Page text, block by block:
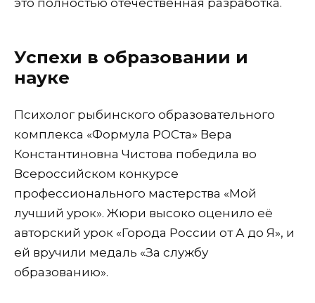
Успехи в образовании и
науке
Психолог рыбинского образовательного
комплекса «Формула РОСта» Вера
Константиновна Чистова победила во
Всероссийском конкурсе
профессионального мастерства «Мой
лучший урок». Жюри высоко оценило её
авторский урок «Города России от А до Я», и
ей вручили медаль «За службу
образованию».